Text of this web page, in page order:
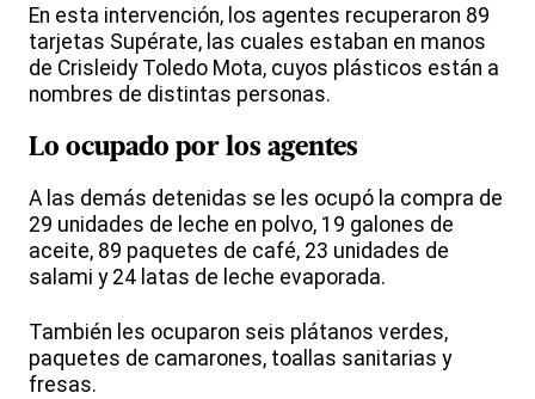
En esta intervención, los agentes recuperaron 89
tarjetas Supérate, las cuales estaban en manos
de Crisleidy Toledo Mota, cuyos plásticos están a
nombres de distintas personas.
Lo ocupado por los agentes
A las demás detenidas se les ocupó la compra de
29 unidades de leche en polvo, 19 galones de
aceite, 89 paquetes de café, 23 unidades de
salami y 24 latas de leche evaporada.
También les ocuparon seis plátanos verdes,
paquetes de camarones, toallas sanitarias y
fresas.